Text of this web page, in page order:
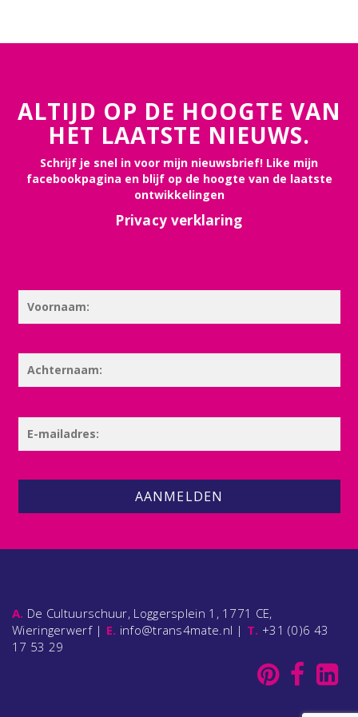
ALTIJD OP DE HOOGTE VAN
HET LAATSTE NIEUWS.
Schrijf je snel in voor mijn nieuwsbrief! Like mijn
facebookpagina en blijf op de hoogte van de laatste
ontwikkelingen
Privacy verklaring
AANMELDEN
A. De Cultuurschuur, Loggersplein 1, 1771 CE,
Wieringerwerf | E. info@trans4mate.nl | T. +31 (0)6 43
17 53 29